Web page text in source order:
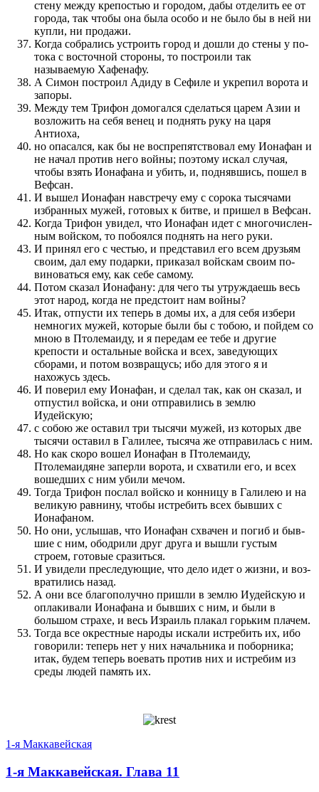
стену между крепостью и городом, дабы отделить ее от
города, так чтобы она была особо и не было бы в ней ни
купли, ни про­дажи.
Когда собрались устро­ить город и дошли до стены у по­
тока с восточной стороны, то по­стро­или так
называемую Хафенафу.
А Симон по­стро­ил Адиду в Сефиле и укрепил ворота и
запоры.
Между тем Трифон домогал­ся сделаться царем Азии и
воз­ложить на себя венец и поднять руку на царя
Антиоха,
но опасал­ся, как бы не воспрепят­с­т­во­вал ему Ионафан и
не начал про­тив него войны; по­этому искал случая,
чтобы взять Ионафана и убить, и, подняв­шись, по­шел в
Вефсан.
И вышел Ионафан навстречу ему с сорока тысячами
избран­ных мужей, готовых к битве, и при­шел в Вефсан.
Когда Трифон увидел, что Ионафан идет с многочислен­
ным войском, то по­боял­ся поднять на него руки.
И при­нял его с честью, и пред­ставил его всем друзьям
сво­им, дал ему подарки, при­ка­за­л войскам сво­им по­
вино­ваться ему, как себе самому.
Потом сказал Ионафану: для чего ты утруждаешь весь
этот народ, когда не пред­сто­ит нам войны?
Итак, отпусти их теперь в домы их, а для себя избери
немногих мужей, которые были бы с тобою, и пойдем со
мною в Птолемаиду, и я перед­ам ее тебе и другие
крепости и остальные войска и всех, заведу­ю­щих
сборами, и по­том воз­вращусь; ибо для этого я и
нахожусь здесь.
И по­верил ему Ионафан, и сделал так, как он сказал, и
отпустил войска, и они отправились в землю
Иудейскую;
с собою же оставил три тысячи мужей, из которых две
тысячи оставил в Галилее, тысяча же отправилась с ним.
Но как скоро вошел Ионафан в Птолемаиду,
Птолемаидяне заперли ворота, и схватили его, и всех
вошедших с ним убили мечом.
Тогда Трифон по­слал войско и кон­ницу в Галилею и на
великую равнину, чтобы истребить всех быв­ших с
Ионафаном.
Но они, услы­шав, что Ионафан схвачен и по­гиб и быв­
шие с ним, ободрили друг друга и вышли густым
строем, готовые сраз­иться.
И увидели пре­следу­ю­щие, что дело идет о жизни, и воз­
вратились назад.
А они все бла­го­получно при­шли в землю Иудейскую и
оплакивали Ионафана и быв­ших с ним, и были в
большом страхе, и весь Израиль плакал горьким плачем.
Тогда все окрест­ные народы искали истребить их, ибо
говорили: теперь нет у них начальника и по­борника;
итак, будем теперь вое­вать про­тив них и истребим из
среды людей память их.
1-я Маккавейская
1-я Маккавейская. Глава 11